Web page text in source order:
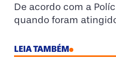
De acordo com a
quando foram
LEIA TAMBÉM